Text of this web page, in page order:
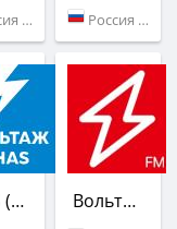
FM) Россия (104.5 FM)
CHAS (Вольтаж FM) Вольтаж FM